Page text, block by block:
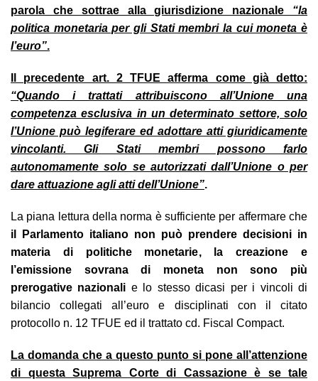
parola che sottrae alla giurisdizione nazionale “la
politica monetaria per gli Stati membri la cui moneta è
l’euro”.
Il precedente art. 2 TFUE afferma come già detto:
“Quando i trattati attribuiscono all’Unione una
competenza esclusiva in un determinato settore, solo
l’Unione può legiferare ed adottare atti giuridicamente
vincolanti. Gli Stati membri possono farlo
autonomamente solo se autorizzati dall’Unione o per
dare attuazione agli atti dell’Unione”.
La piana lettura della norma è sufficiente per affermare che
il Parlamento italiano non può prendere decisioni in
materia di politiche monetarie, la creazione e
l’emissione sovrana di moneta non sono più
prerogative nazionali e lo stesso dicasi per i vincoli di
bilancio collegati all’euro e disciplinati con il citato
protocollo n. 12 TFUE ed il trattato cd. Fiscal Compact.
La domanda che a questo punto si pone all’attenzione
di questa Suprema Corte di Cassazione è se tale